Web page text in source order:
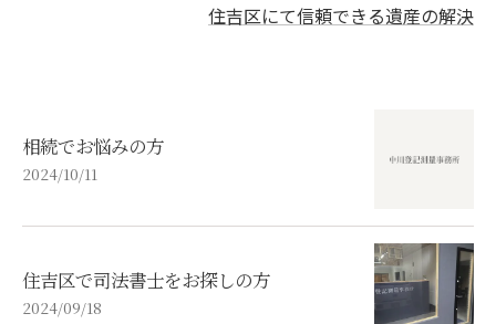
住吉区にて信頼できる遺産の解決
相続でお悩みの方
2024/10/11
住吉区で司法書士をお探しの方
2024/09/18